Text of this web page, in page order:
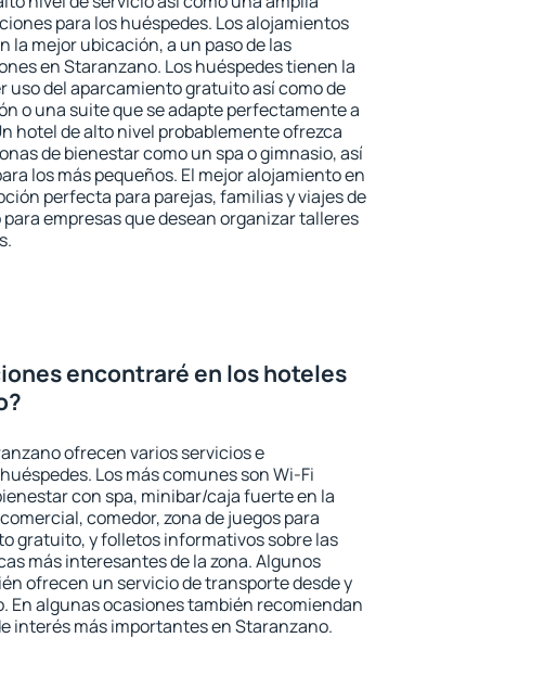
para los huéspedes. Los alojamientos
la mejor ubicación, a un paso de las
en Staranzano. Los huéspedes tienen la
uso del aparcamiento gratuito así como de
o una suite que se adapte perfectamente a
hotel de alto nivel probablemente ofrezca
de bienestar como un spa o gimnasio, así
los más pequeños. El mejor alojamiento en
perfecta para parejas, familias y viajes de
empresas que desean organizar talleres
encontraré en los hoteles
ofrecen varios servicios e
Los más comunes son Wi-Fi
con spa, minibar/caja fuerte en la
comedor, zona de juegos para
gratuito, y folletos informativos sobre las
más interesantes de la zona. Algunos
ofrecen un servicio de transporte desde y
En algunas ocasiones también recomiendan
interés más importantes en Staranzano.